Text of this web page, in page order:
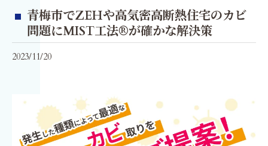
青梅市でZEHや高気密高断熱住宅のカビ
問題にMIST工法®が確かな解決策
2023/11/20